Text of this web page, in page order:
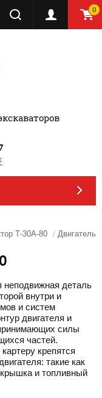
0
Т-30А-80 / Двигатель
неподвижная деталь
внутри и
и систем
двигателя и
силы
частей.
крепятся
такие как
и топливный